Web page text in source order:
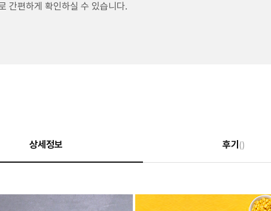
간편하게 확인하실 수 있습니다.
상세정보 후기 ()